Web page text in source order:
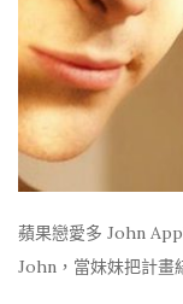
蘋果戀愛多 John
John，當妹妹把計